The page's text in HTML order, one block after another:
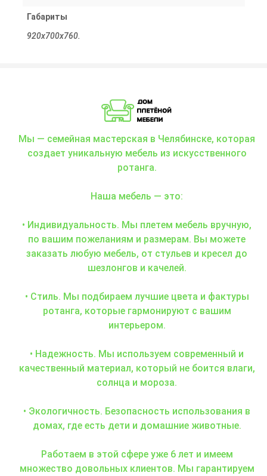
Габариты
920х700х760.
Мы — семейная мастерская в Челябинске, которая
создает уникальную мебель из искусственного
ротанга.
Наша мебель — это:
• Индивидуальность. Мы плетем мебель вручную,
по вашим пожеланиям и размерам. Вы можете
заказать любую мебель, от стульев и кресел до
шезлонгов и качелей.
• Стиль. Мы подбираем лучшие цвета и фактуры
ротанга, которые гармонируют с вашим
интерьером.
• Надежность. Мы используем современный и
качественный материал, который не боится влаги,
солнца и мороза.
• Экологичность. Безопасность использования в
домах, где есть дети и домашние животные.
Работаем в этой сфере уже 6 лет и имеем
множество довольных клиентов. Мы гарантируем